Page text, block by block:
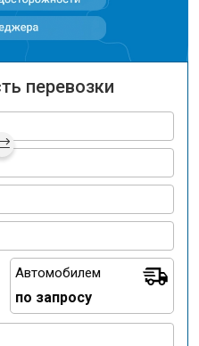
перевозки
Автомобилем
по запросу